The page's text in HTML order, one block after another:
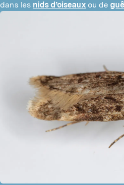
dans les nids d’oiseaux ou de